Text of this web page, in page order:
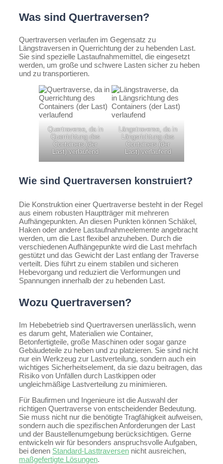
Was sind Quertraversen?
Quertraversen verlaufen im Gegensatz zu
Längstraversen in Querrichtung der zu hebenden Last.
Sie sind spezielle Lastaufnahmemittel, die eingesetzt
werden, um große und schwere Lasten sicher zu heben
und zu transportieren.
Quertraverse, da in
Querrichtung des
Containers (der
Last) verlaufend
Längstraverse, da in
Längsrichtung des
Containers (der
Last) verlaufend
Wie sind Quertraversen konstruiert?
Die Konstruktion einer Quertraverse besteht in der Regel
aus einem robusten Hauptträger mit mehreren
Aufhängepunkten. An diesen Punkten können Schäkel,
Haken oder andere Lastaufnahmeelemente angebracht
werden, um die Last flexibel anzuheben. Durch die
verschiedenen Aufhängepunkte wird die Last mehrfach
gestützt und das Gewicht der Last entlang der Traverse
verteilt. Dies führt zu einem stabilen und sicheren
Hebevorgang und reduziert die Verformungen und
Spannungen innerhalb der zu hebenden Last.
Wozu Quertraversen?
Im Hebebetrieb sind Quertraversen unerlässlich, wenn
es darum geht, Materialien wie Container,
Betonfertigteile, große Maschinen oder sogar ganze
Gebäudeteile zu heben und zu platzieren. Sie sind nicht
nur ein Werkzeug zur Lastverteilung, sondern auch ein
wichtiges Sicherheitselement, da sie dazu beitragen, das
Risiko von Unfällen durch Lastkippen oder
ungleichmäßige Lastverteilung zu minimieren.
Für Baufirmen und Ingenieure ist die Auswahl der
richtigen Quertraverse von entscheidender Bedeutung.
Sie muss nicht nur die benötigte Tragfähigkeit aufweisen,
sondern auch die spezifischen Anforderungen der Last
und der Baustellenumgebung berücksichtigen. Gerne
entwickeln wir für besonders anspruchsvolle Aufgaben,
bei denen Standard-Lasttraversen nicht ausreichen,
maßgefertigte Lösungen.